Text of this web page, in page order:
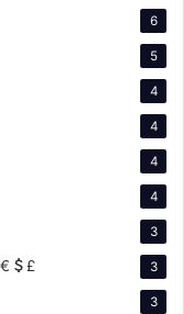
Presente
temporalidad,
y
especialmente
flamenca, lo que
6
5
4
4
4
4
3
£ 3
3